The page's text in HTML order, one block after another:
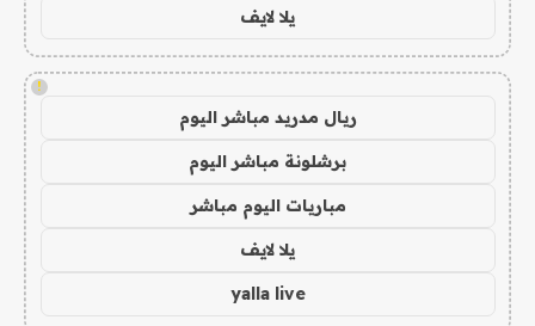
يلا لايف
!
ريال مدريد مباشر اليوم
برشلونة مباشر اليوم
مباريات اليوم مباشر
يلا لايف
yalla live